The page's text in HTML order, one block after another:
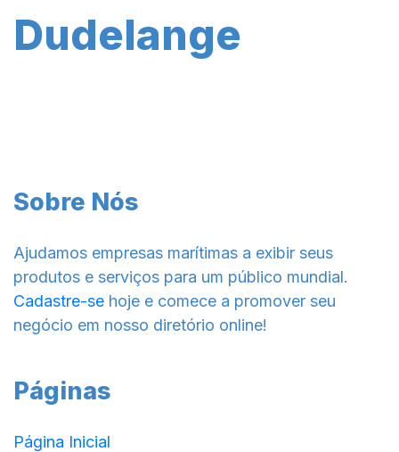
Dudelange
Sobre Nós
Ajudamos empresas marítimas a exibir seus
produtos e serviços para um público mundial.
Cadastre-se hoje e comece a promover seu
negócio em nosso diretório online!
Páginas
Página Inicial